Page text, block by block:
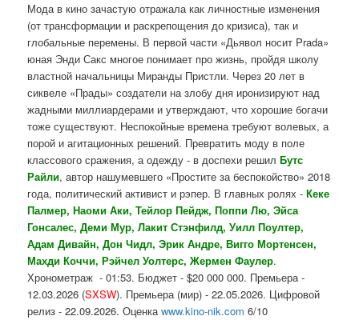
Мода в кино зачастую отражала как личностные изменения
(от трансформации и раскрепощения до кризиса), так и
глобальные перемены. В первой части «Дьявол носит Prada»
юная Энди Сакс многое понимает про жизнь, пройдя школу
властной начальницы Миранды Пристли. Через 20 лет в
сиквеле «Прады» создатели на злобу дня иронизируют над
жадными миллиардерами и утверждают, что хорошие богачи
тоже существуют. Неспокойные времена требуют волевых, а
порой и агитационных решений. Превратить моду в поле
классового сражения, а одежду - в доспехи решилБутс
Райли, автор нашумевшего «Простите за беспокойство» 2018
года, политический активист и рэпер. В главных ролях -Кеке
Палмер, Наоми Аки, Тейлор Пейдж, Поппи Лю, Эйса
Гонсалес, Деми Мур, Лакит Стэнфилд, Уилл Поултер,
Адам Дивайн, Дон Чидл, Эрик Андре, Вигго Мортенсен,
Махди Коччи, Рэйчел Уолтерс, Жермен Фаулер.
Хронометраж - 01:53. Бюджет - $20 000 000. Премьера -
12.03.2026 (SXSW). Премьера (мир) - 22.05.2026. Цифровой
релиз - 22.09.2026. Оценкаwww.kino-nik.com 6/10